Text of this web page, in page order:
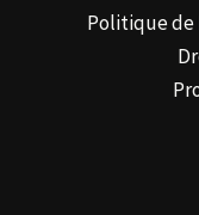
Politique de